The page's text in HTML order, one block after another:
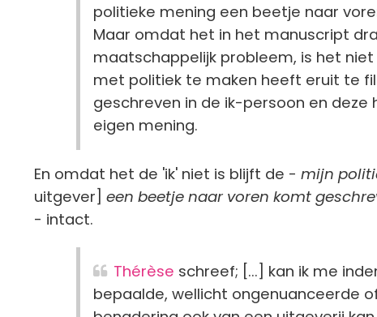
politieke mening een beetje naar
Maar omdat het in het manuscript
maatschappelijk probleem, is het
met politiek te maken heeft eruit te
geschreven in de ik-persoon en deze
eigen mening.
En omdat het de 'ik' niet is blijft de - mijn
uitgever] een beetje naar voren komt
- intact.
Thérèse schreef; [...] kan ik me
bepaalde, wellicht ongenuanceerde